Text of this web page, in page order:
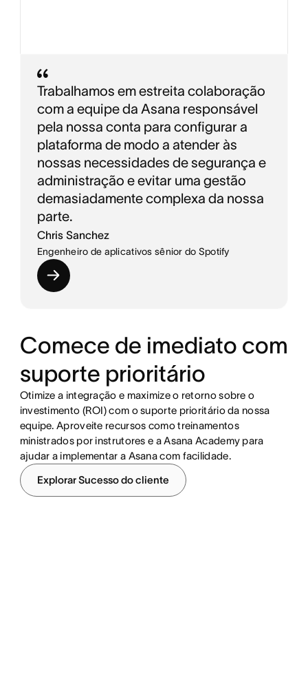
Trabalhamos em estreita colaboração
com a equipe da Asana responsável
pela nossa conta para configurar a
plataforma de modo a atender às
nossas necessidades de segurança e
administração e evitar uma gestão
demasiadamente complexa da nossa
parte.
Chris Sanchez
Engenheiro de aplicativos sênior do Spotify
Comece de imediato com
suporte prioritário
Otimize a integração e maximize o retorno sobre o
investimento (ROI) com o suporte prioritário da nossa
equipe. Aproveite recursos como treinamentos
ministrados por instrutores e a Asana Academy para
ajudar a implementar a Asana com facilidade.
Explorar Sucesso do cliente